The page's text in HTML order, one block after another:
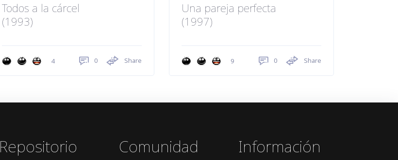
Todos a la cárcel
(1993)
4 0 Share
Una pareja perfecta
(1997)
9 0 Share
Repositorio Comunidad Información